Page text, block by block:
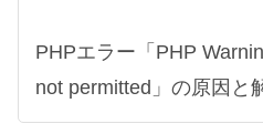
PHPエラー「PHP
not permitted」の原因と